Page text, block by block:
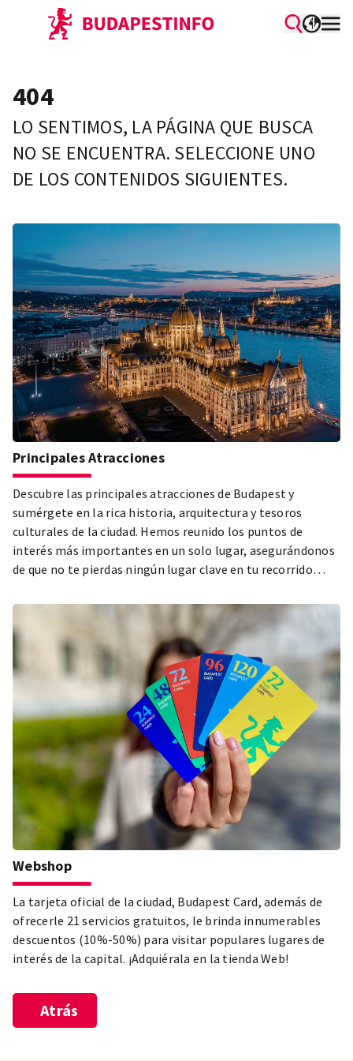
404
LO SENTIMOS, LA PÁGINA QUE BUSCA
NO SE ENCUENTRA. SELECCIONE UNO
DE LOS CONTENIDOS SIGUIENTES.
Principales Atracciones
Descubre las principales atracciones de Budapest y
sumérgete en la rica historia, arquitectura y tesoros
culturales de la ciudad. Hemos reunido los puntos de
interés más importantes en un solo lugar, asegurándonos
de que no te pierdas ningún lugar clave en tu recorrido
Distrito del Castillo de Buda, el Parque de la Ciudad y el
Barrio Judío de Pest son solo algunos de los lugares
imprescindibles que no puedes perderte en tu visita a
Budapest. Explora las atracciones más hermosas y
populares de la ciudad y déjate cautivar por la diversidad de
la capital húngara.
Webshop
La tarjeta oficial de la ciudad, Budapest Card, además de
ofrecerle 21 servicios gratuitos, le brinda innumerables
descuentos (10%-50%) para visitar populares lugares de
interés de la capital. ¡Adquiérala en la tienda Web!
Atrás